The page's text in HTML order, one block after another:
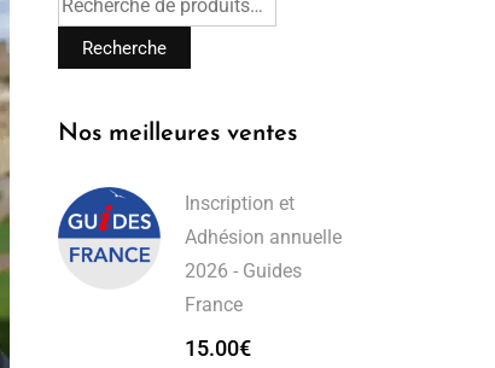
Recherche
Nos meilleures ventes
Inscription et
Adhésion annuelle
2026 - Guides
France
15.00€